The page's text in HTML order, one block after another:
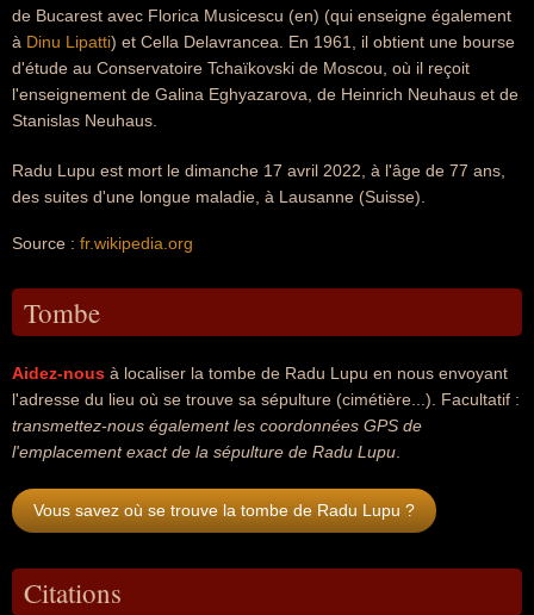
de Bucarest avec Florica Musicescu (en) (qui enseigne également
à Dinu Lipatti) et Cella Delavrancea. En 1961, il obtient une bourse
d'étude au Conservatoire Tchaïkovski de Moscou, où il reçoit
l'enseignement de Galina Eghyazarova, de Heinrich Neuhaus et de
Stanislas Neuhaus.
Radu Lupu est mort le dimanche 17 avril 2022, à l'âge de 77 ans,
des suites d'une longue maladie, à Lausanne (Suisse).
Source : fr.wikipedia.org
Tombe
Aidez-nous à localiser la tombe de Radu Lupu en nous envoyant
l'adresse du lieu où se trouve sa sépulture (cimétière...). Facultatif :
transmettez-nous également les coordonnées GPS de
l'emplacement exact de la sépulture de Radu Lupu
Vous savez où se trouve la tombe de Radu Lupu ?
Citations